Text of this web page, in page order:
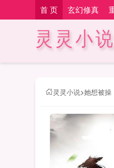
首 页 玄幻修真
灵灵小说
灵灵小说>她想被操